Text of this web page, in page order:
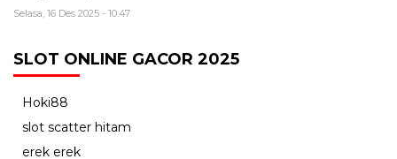
Selasa, 16 Des 2025 - 10:47
SLOT ONLINE GACOR 2025
Hoki88
slot scatter hitam
erek erek